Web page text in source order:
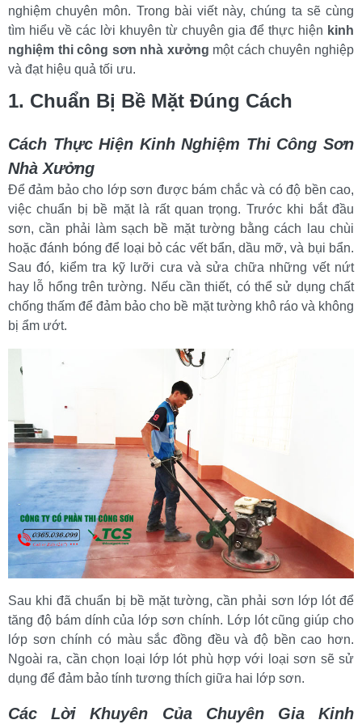
nghiệm chuyên môn. Trong bài viết này, chúng ta sẽ cùng
tìm hiểu về các lời khuyên từ chuyên gia để thực hiện kinh
nghiệm thi công sơn nhà xưởng một cách chuyên nghiệp
và đạt hiệu quả tối ưu.
1. Chuẩn Bị Bề Mặt Đúng Cách
Cách Thực Hiện Kinh Nghiệm Thi Công Sơn
Nhà Xưởng
Để đảm bảo cho lớp sơn được bám chắc và có độ bền cao,
việc chuẩn bị bề mặt là rất quan trọng. Trước khi bắt đầu
sơn, cần phải làm sạch bề mặt tường bằng cách lau chùi
hoặc đánh bóng để loại bỏ các vết bẩn, dầu mỡ, và bụi bẩn.
Sau đó, kiểm tra kỹ lưỡi cưa và sửa chữa những vết nứt
hay lỗ hổng trên tường. Nếu cần thiết, có thể sử dụng chất
chống thấm để đảm bảo cho bề mặt tường khô ráo và không
bị ẩm ướt.
Sau khi đã chuẩn bị bề mặt tường, cần phải sơn lớp lót để
tăng độ bám dính của lớp sơn chính. Lớp lót cũng giúp cho
lớp sơn chính có màu sắc đồng đều và độ bền cao hơn.
Ngoài ra, cần chọn loại lớp lót phù hợp với loại sơn sẽ sử
dụng để đảm bảo tính tương thích giữa hai lớp sơn.
Các Lời Khuyên Của Chuyên Gia Kinh